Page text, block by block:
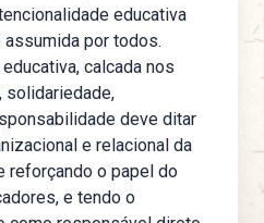
educativa
assumida por todos.
calcada nos
solidariedade,
deve ditar
e relacional da
reforçando o papel do
e tendo o